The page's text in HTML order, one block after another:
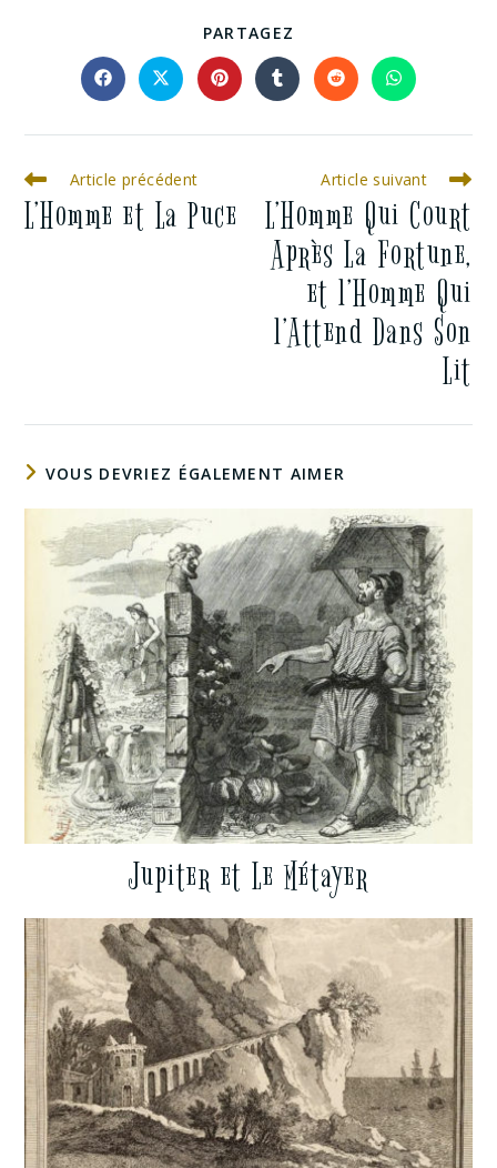
PARTAGEZ
Article précédent
L’Homme et La Puce
Article suivant
L’Homme Qui Court
Après La Fortune,
et l’Homme Qui
l’Attend Dans Son
Lit
VOUS DEVRIEZ ÉGALEMENT AIMER
Jupiter et Le Métayer